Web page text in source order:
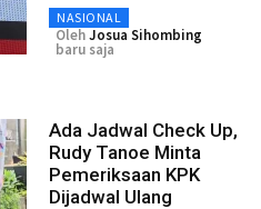
NASIONAL
OlehJosua Sihombing
baru saja
Ada Jadwal Check Up,
Rudy Tanoe Minta
Pemeriksaan KPK
Dijadwal Ulang